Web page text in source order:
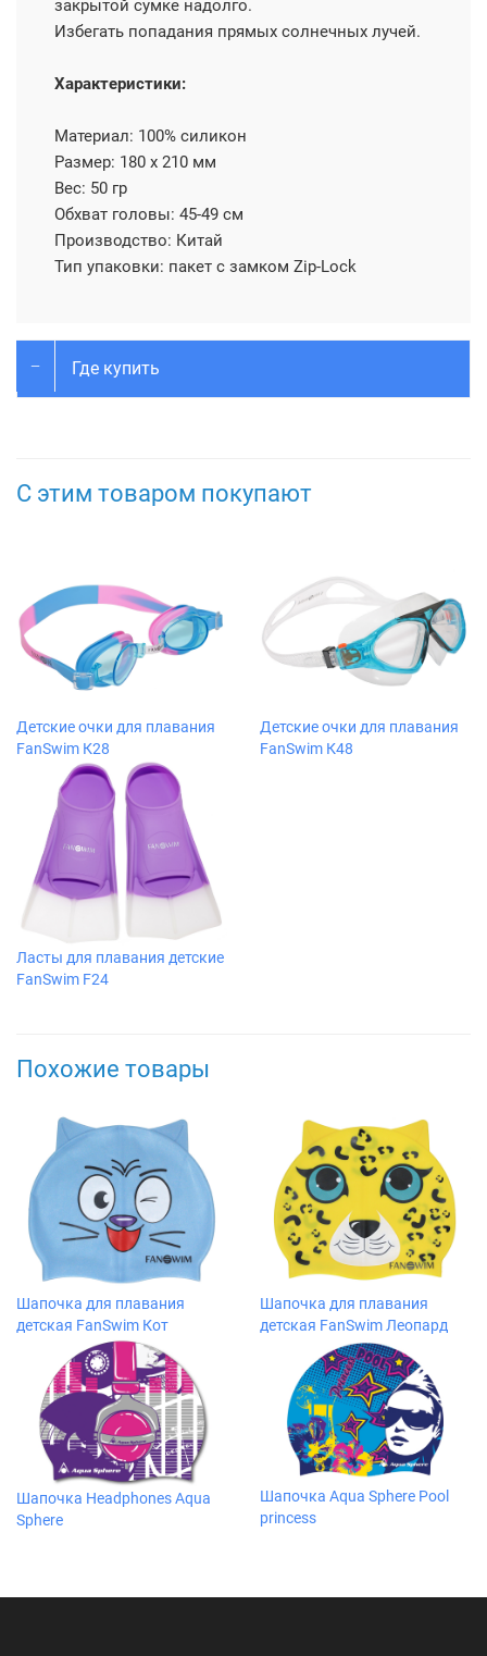
закрытой сумке надолго.
Избегать попадания прямых солнечных лучей.
Характеристики:
Материал: 100% силикон
Размер: 180 х 210 мм
Вес: 50 гр
Обхват головы: 45-49 см
Производство: Китай
Тип упаковки: пакет с замком Zip-Lock
Где купить
С этим товаром покупают
Детские очки для плавания
FanSwim К28
Детские очки для плавания
FanSwim К48
Ласты для плавания детские
FanSwim F24
Похожие товары
Шапочка для плавания
детская FanSwim Кот
Шапочка для плавания
детская FanSwim Леопард
Шапочка Headphones Aqua
Sphere
Шапочка Aqua Sphere Pool
princess